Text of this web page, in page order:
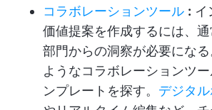
コラボレーションツール : イ
価値提案を作成するには、
部門からの洞察が必要にな
ようなコラボレーションツ
ンプレートを探す。 デジタ